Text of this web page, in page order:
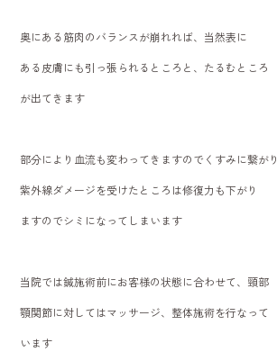
奥にある筋肉のバランスが崩れれば、当然表に
ある皮膚にも引っ張られるところと、たるむところ
が出てきます
部分により血流も変わってきますのでくすみに繋がり
紫外線ダメージを受けたところは修復力も下がり
ますのでシミになってしまいます
当院では鍼施術前にお客様の状態に合わせて、頸部
顎関節に対してはマッサージ、整体施術を行なって
います